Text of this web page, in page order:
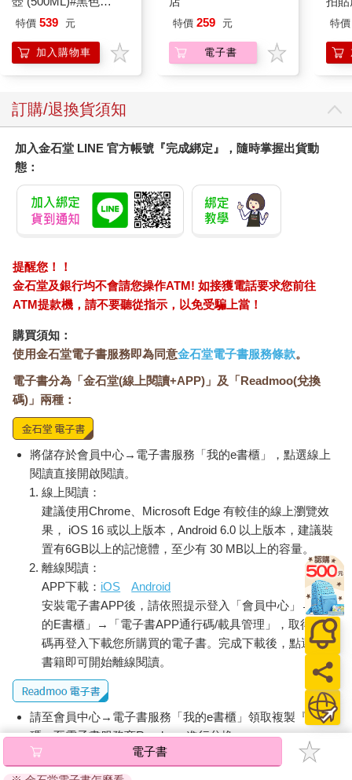
王，但大權旁落，誰都沒把他放在眼裡。也許為了挽回聲望，他
率領大軍「繼承父志」攻打蘇格蘭，結果被蘇格蘭打得人仰馬
是跌到了谷底，貴族各行其是，沒把國王當一回事。這時他做了
什麼呢?他又找到兩個新的寵臣德斯彭瑟（Hugh Despenser）父
貴族展開反撲。最後搞到連愛德華自己的王后伊莎貝拉都無法再
忍受下去，暗中聯合了被放逐在外的反對派貴族，與國內的反對
者裡應外合打回英格蘭。他們把德斯彭瑟父子抓起來處死，接著
把愛德華二世本人廢黜。他退位之後不久，就在囚禁中莫名其妙
的「非正常死亡」。
IMUTB01BK
特價 539 元
加入購物車
特價 259 元
電子書
特價
訂購/退換貨須知
加入金石堂 LINE 官方帳號『完成綁定』，隨時掌握出貨動
態：
提醒您！！
金石堂及銀行均不會請您操作ATM! 如接獲電話要求您前往
ATM提款機，請不要聽從指示，以免受騙上當！
購買須知：
使用金石堂電子書服務即為同意金石堂電子書服務條款。
電子書分為「金石堂(線上閱讀+APP)」及「Readmoo(兌換
碼)」兩種：
將儲存於會員中心→電子書服務「我的e書櫃」，點選線上
閱讀直接開啟閱讀。
線上閱讀：
建議使用Chrome、Microsoft Edge 有較佳的線上瀏覽效
果， iOS 16 或以上版本，Android 6.0 以上版本，建議裝
置有6GB以上的記憶體，至少有 30 MB以上的容量。
離線閱讀：
APP下載： iOS
Android
安裝電子書APP後，請依照提示登入「會員中心」→「我
的E書櫃」→「電子書APP通行碼/載具管理」，取得通行
碼再登入下載您所購買的電子書。完成下載後，點選任一
書籍即可開始離線閱讀。
請至會員中心→電子書服務「我的e書櫃」領取複製『兌換
碼』至電子書服務商Readmoo進行兌換。
退換貨須知：
電子書